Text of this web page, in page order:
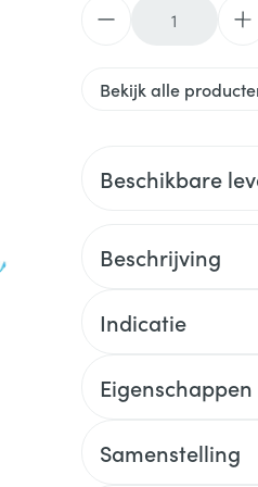
Bekijk alle
Beschikbare
Beschrijving
Indicatie
Eigenschappen
Samenstelling